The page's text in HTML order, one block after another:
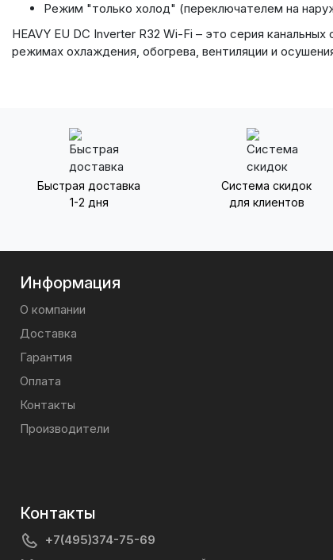
Режим "только холод" (переключателем на
HEAVY EU DC Inverter R32 Wi-Fi – это серия
режимах охлаждения, обогрева, вентиляции и
Быстрая доставка
1-2 дня
Система скидок
для клиентов
Информация
О компании
Доставка
Гарантия
Оплата
Контакты
Производители
Контакты
+7(495)374-75-69